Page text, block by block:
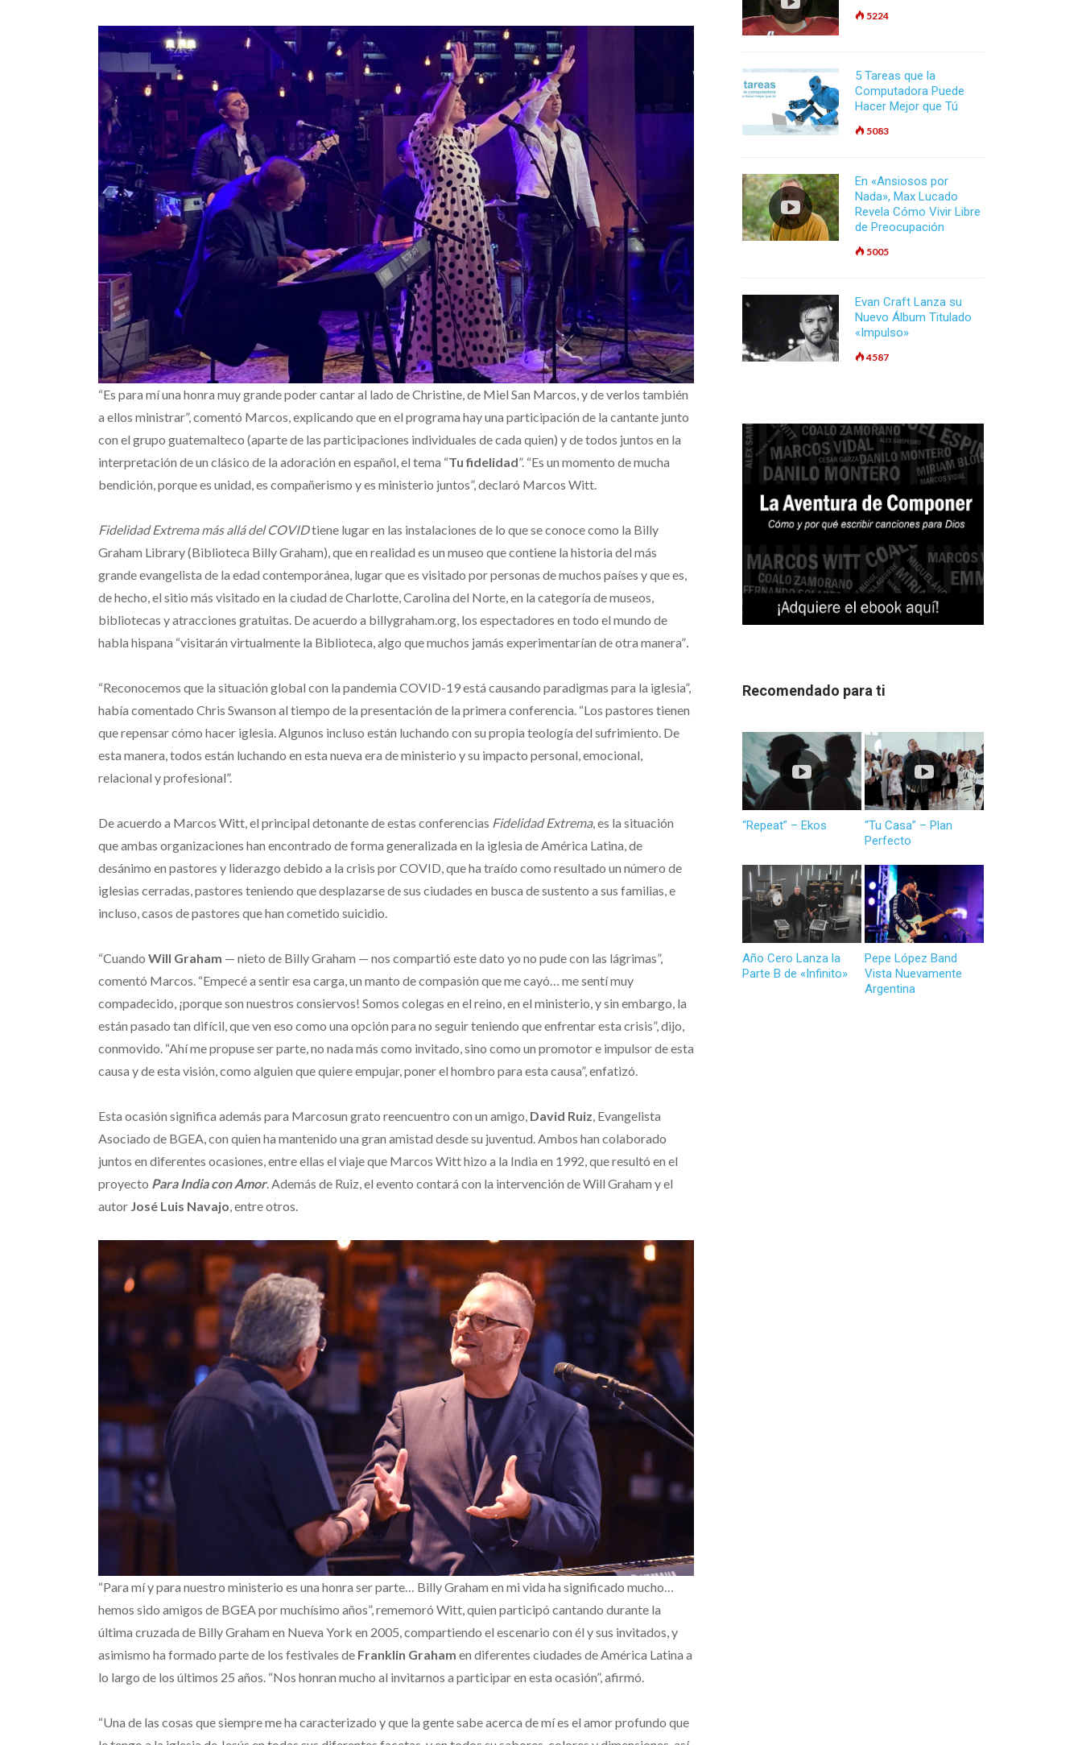
“Es para mí una honra muy grande poder cantar al lado de Christine, de Miel San Marcos, y de verlos también
a ellos ministrar”, comentó Marcos, explicando que en el programa hay una participación de la cantante junto
con el grupo guatemalteco (aparte de las participaciones individuales de cada quien) y de todos juntos en la
interpretación de un clásico de la adoración en español, el tema “Tu fidelidad”. “Es un momento de mucha
bendición, porque es unidad, es compañerismo y es ministerio juntos”, declaró Marcos Witt.
Fidelidad Extrema más allá del COVIDtiene lugar en las instalaciones de lo que se conoce como la Billy
Graham Library (Biblioteca Billy Graham), que en realidad es un museo que contiene la historia del más
grande evangelista de la edad contemporánea, lugar que es visitado por personas de muchos países y que es,
de hecho, el sitio más visitado en la ciudad de Charlotte, Carolina del Norte, en la categoría de museos,
bibliotecas y atracciones gratuitas. De acuerdo a billygraham.org, los espectadores en todo el mundo de
habla hispana “visitarán virtualmente la Biblioteca, algo que muchos jamás experimentarían de otra manera”.
“Reconocemos que la situación global con la pandemia COVID-19 está causando paradigmas para la iglesia”,
había comentado Chris Swanson al tiempo de la presentación de la primera conferencia. “Los pastores tienen
que repensar cómo hacer iglesia. Algunos incluso están luchando con su propia teología del sufrimiento. De
esta manera, todos están luchando en esta nueva era de ministerio y su impacto personal, emocional,
relacional y profesional”.
De acuerdo a Marcos Witt, el principal detonante de estas conferencias Fidelidad Extrema, es la situación
que ambas organizaciones han encontrado de forma generalizada en la iglesia de América Latina, de
desánimo en pastores y liderazgo debido a la crisis por COVID, que ha traído como resultado un número de
iglesias cerradas, pastores teniendo que desplazarse de sus ciudades en busca de sustento a sus familias, e
incluso, casos de pastores que han cometido suicidio.
“Cuando Will Graham — nieto de Billy Graham — nos compartió este dato yo no pude con las lágrimas”,
comentó Marcos. “Empecé a sentir esa carga, un manto de compasión que me cayó… me sentí muy
compadecido, ¡porque son nuestros consiervos! Somos colegas en el reino, en el ministerio, y sin embargo, la
están pasado tan difícil, que ven eso como una opción para no seguir teniendo que enfrentar esta crisis”, dijo,
conmovido. “Ahí me propuse ser parte, no nada más como invitado, sino como un promotor e impulsor de esta
causa y de esta visión, como alguien que quiere empujar, poner el hombro para esta causa”, enfatizó.
Esta ocasión significa además para Marcosun grato reencuentro con un amigo, David Ruiz, Evangelista
Asociado de BGEA, con quien ha mantenido una gran amistad desde su juventud. Ambos han colaborado
juntos en diferentes ocasiones, entre ellas el viaje que Marcos Witt hizo a la India en 1992, que resultó en el
proyecto Para India con Amor. Además de Ruiz, el evento contará con la intervención de Will Graham y el
autor José Luis Navajo, entre otros.
“Para mí y para nuestro ministerio es una honra ser parte… Billy Graham en mi vida ha significado mucho…
hemos sido amigos de BGEA por muchísimo años”, rememoró Witt, quien participó cantando durante la
última cruzada de Billy Graham en Nueva York en 2005, compartiendo el escenario con él y sus invitados, y
asimismo ha formado parte de los festivales de Franklin Graham en diferentes ciudades de América Latina a
lo largo de los últimos 25 años. “Nos honran mucho al invitarnos a participar en esta ocasión”, afirmó.
“Una de las cosas que siempre me ha caracterizado y que la gente sabe acerca de mí es el amor profundo que
5224
5 Tareas que la
Computadora Puede
Hacer Mejor que Tú
5083
En «Ansiosos por
Nada», Max Lucado
Revela Cómo Vivir Libre
de Preocupación
5005
Evan Craft Lanza su
Nuevo Álbum Titulado
«Impulso»
4587
Recomendado para ti
“Repeat” – Ekos
“Tu Casa” – Plan
Perfecto
Año Cero Lanza la
Parte B de «Infinito»
Pepe López Band
Vista Nuevamente
Argentina